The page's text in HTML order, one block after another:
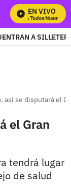
EN VIVO
Mira Todos Nuestros
A
así se disputará el
el Gran
tendrá lugar
de salud